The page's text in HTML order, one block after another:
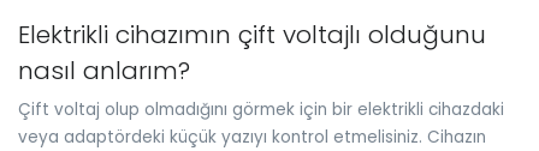
Elektrikli cihazımın çift voltajlı olduğunu
nasıl anlarım?
Çift voltaj olup olmadığını görmek için bir elektrikli cihazdaki
veya adaptördeki küçük yazıyı kontrol etmelisiniz. Cihazın